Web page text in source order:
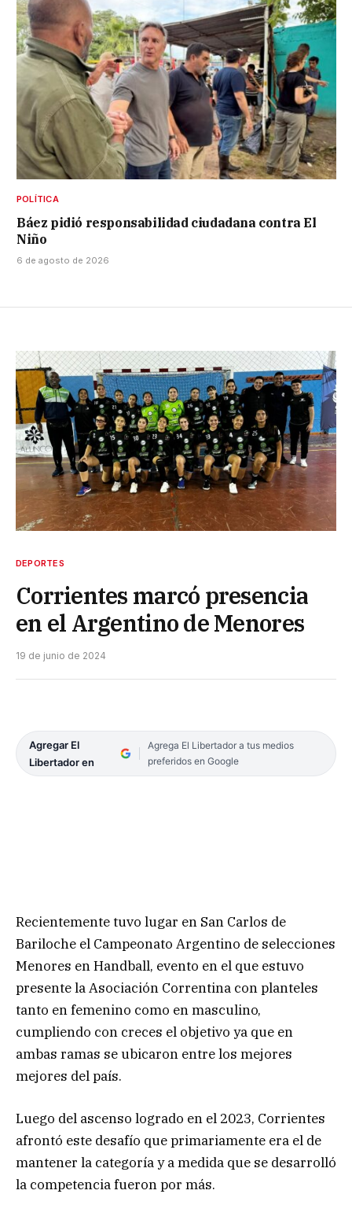
POLÍTICA
Báez pidió responsabilidad ciudadana contra El
Niño
6 de agosto de 2026
DEPORTES
Corrientes marcó presencia
en el Argentino de Menores
19 de junio de 2024
Agregar El
Libertador en
Agrega El Libertador a tus medios
preferidos en Google
Recientemente tuvo lugar en San Carlos de
Bariloche el Campeonato Argentino de selecciones
Menores en Handball, evento en el que estuvo
presente la Asociación Correntina con planteles
tanto en femenino como en masculino,
cumpliendo con creces el objetivo ya que en
ambas ramas se ubicaron entre los mejores
mejores del país.
Luego del ascenso logrado en el 2023, Corrientes
afrontó este desafío que primariamente era el de
mantener la categoría y a medida que se desarrolló
la competencia fueron por más.